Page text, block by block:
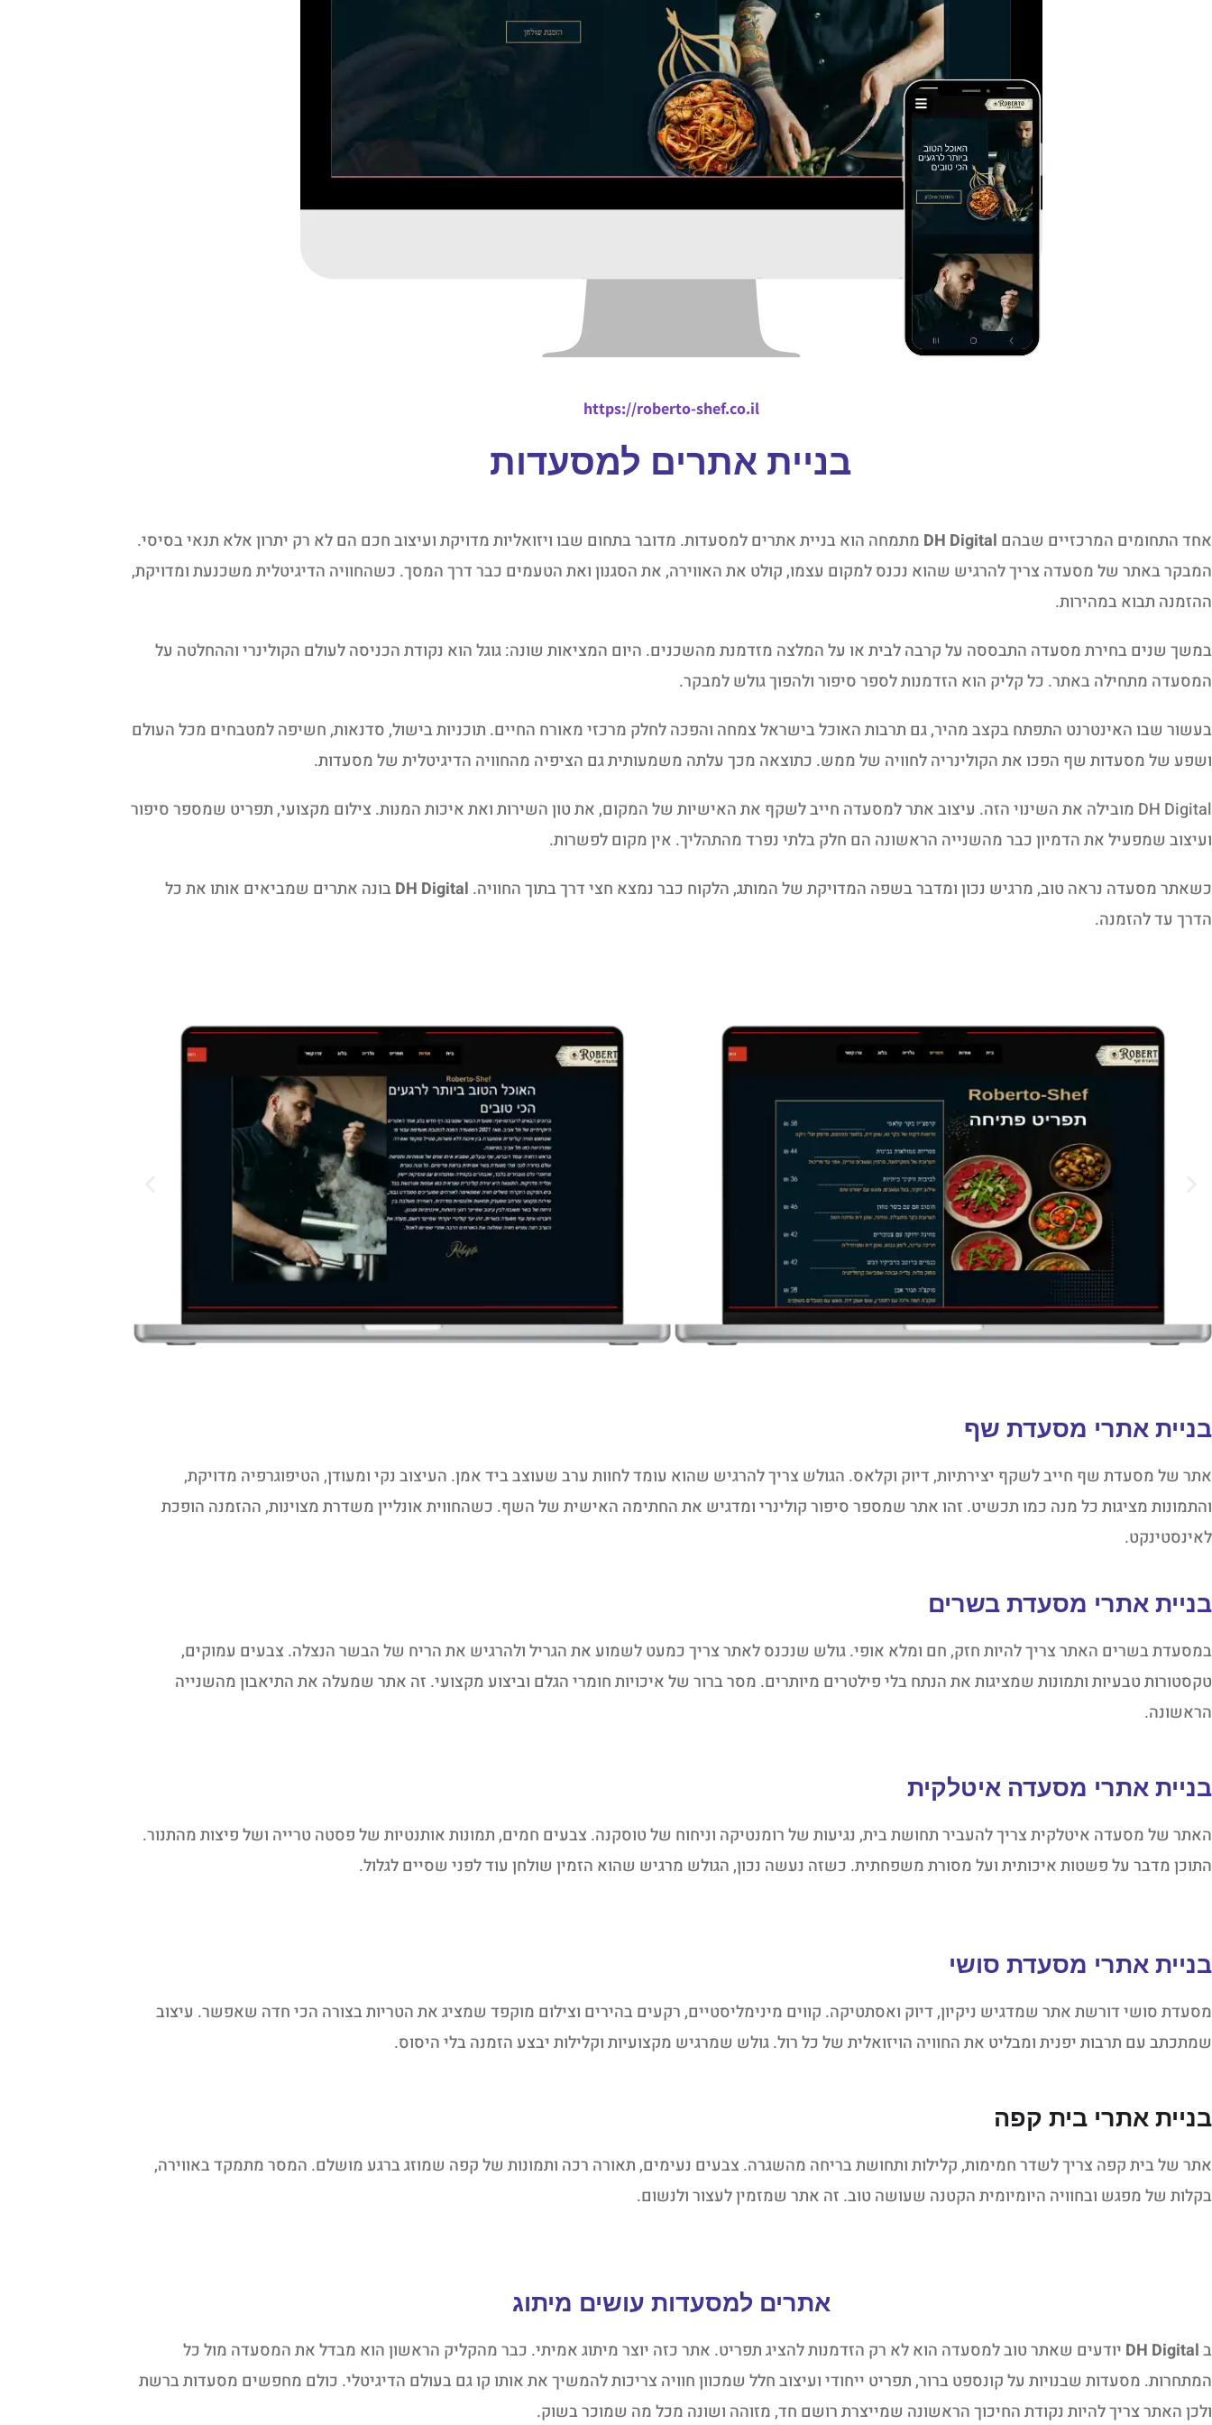
https://roberto-shef.co.il
בניית אתרים למסעדות
אחד התחומים המרכזיים שבהם DH Digital מתמחה הוא בניית אתרים למסעדות. מדובר בתחום שבו ויזואליות מדויקת ועיצוב חכם הם לא רק יתרון אלא תנאי בסיסי.
המבקר באתר של מסעדה צריך להרגיש שהוא נכנס למקום עצמו, קולט את האווירה, את הסגנון ואת הטעמים כבר דרך המסך. כשהחוויה הדיגיטלית משכנעת ומדויקת,
ההזמנה תבוא במהירות.
במשך שנים בחירת מסעדה התבססה על קרבה לבית או על המלצה מזדמנת מהשכנים. היום המציאות שונה: גוגל הוא נקודת הכניסה לעולם הקולינרי וההחלטה על
המסעדה מתחילה באתר. כל קליק הוא הזדמנות לספר סיפור ולהפוך גולש למבקר.
בעשור שבו האינטרנט התפתח בקצב מהיר, גם תרבות האוכל בישראל צמחה והפכה לחלק מרכזי מאורח החיים. תוכניות בישול, סדנאות, חשיפה למטבחים מכל העולם
ושפע של מסעדות שף הפכו את הקולינריה לחוויה של ממש. כתוצאה מכך עלתה משמעותית גם הציפיה מהחוויה הדיגיטלית של מסעדות.
DH Digital מובילה את השינוי הזה. עיצוב אתר למסעדה חייב לשקף את האישיות של המקום, את טון השירות ואת איכות המנות. צילום מקצועי, תפריט שמספר סיפור
ועיצוב שמפעיל את הדמיון כבר מהשנייה הראשונה הם חלק בלתי נפרד מהתהליך. אין מקום לפשרות.
כשאתר מסעדה נראה טוב, מרגיש נכון ומדבר בשפה המדויקת של המותג, הלקוח כבר נמצא חצי דרך בתוך החוויה. DH Digitalבונה אתרים שמביאים אותו את כל
הדרך עד להזמנה.
בניית אתרי מסעדת שף
אתר של מסעדת שף חייב לשקף יצירתיות, דיוק וקלאס. הגולש צריך להרגיש שהוא עומד לחוות ערב שעוצב ביד אמן. העיצוב נקי ומעודן, הטיפוגרפיה מדויקת,
והתמונות מציגות כל מנה כמו תכשיט. זהו אתר שמספר סיפור קולינרי ומדגיש את החתימה האישית של השף. כשהחווית אונליין משדרת מצוינות, ההזמנה הופכת
לאינסטינקט.
בניית אתרי מסעדת בשרים
במסעדת בשרים האתר צריך להיות חזק, חם ומלא אופי. גולש שנכנס לאתר צריך כמעט לשמוע את הגריל ולהרגיש את הריח של הבשר הנצלה. צבעים עמוקים,
טקסטורות טבעיות ותמונות שמציגות את הנתח בלי פילטרים מיותרים. מסר ברור של איכויות חומרי הגלם וביצוע מקצועי. זה אתר שמעלה את התיאבון מהשנייה
הראשונה.
בניית אתרי מסעדה איטלקית
האתר של מסעדה איטלקית צריך להעביר תחושת בית, נגיעות של רומנטיקה וניחוח של טוסקנה. צבעים חמים, תמונות אותנטיות של פסטה טרייה ושל פיצות מהתנור.
התוכן מדבר על פשטות איכותית ועל מסורת משפחתית. כשזה נעשה נכון, הגולש מרגיש שהוא הזמין שולחן עוד לפני שסיים לגלול.
בניית אתרי מסעדת סושי
מסעדת סושי דורשת אתר שמדגיש ניקיון, דיוק ואסתטיקה. קווים מינימליסטיים, רקעים בהירים וצילום מוקפד שמציג את הטריות בצורה הכי חדה שאפשר. עיצוב
שמתכתב עם תרבות יפנית ומבליט את החוויה הויזואלית של כל רול. גולש שמרגיש מקצועיות וקלילות יבצע הזמנה בלי היסוס.
בניית אתרי בית קפה
אתר של בית קפה צריך לשדר חמימות, קלילות ותחושת בריחה מהשגרה. צבעים נעימים, תאורה רכה ותמונות של קפה שמוזג ברגע מושלם. המסר מתמקד באווירה,
בקלות של מפגש ובחוויה היומיומית הקטנה שעושה טוב. זה אתר שמזמין לעצור ולנשום.
אתרים למסעדות עושים מיתוג
בDH Digital יודעים שאתר טוב למסעדה הוא לא רק הזדמנות להציג תפריט. אתר כזה יוצר מיתוג אמיתי. כבר מהקליק הראשון הוא מבדל את המסעדה מול כל
המתחרות. מסעדות שבנויות על קונספט ברור, תפריט ייחודי ועיצוב חלל שמכוון חוויה צריכות להמשיך את אותו קו גם בעולם הדיגיטלי. כולם מחפשים מסעדות ברשת
ולכן האתר צריך להיות נקודת החיכוך הראשונה שמייצרת רושם חד, מזוהה ושונה מכל מה שמוכר בשוק.